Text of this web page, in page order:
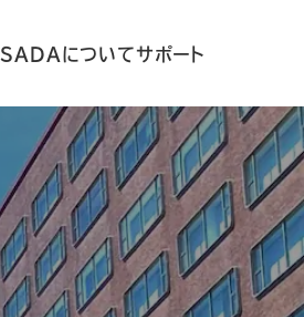
SADAについてサポート